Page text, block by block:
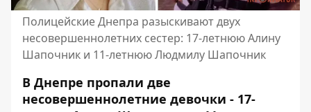
Полицейские Днепра разыскивают двух
несовершеннолетних сестер: 17-летнюю Алину
Шапочник и 11-летнюю Людмилу Шапочник
В Днепре пропали две
несовершеннолетние девочки - 17-